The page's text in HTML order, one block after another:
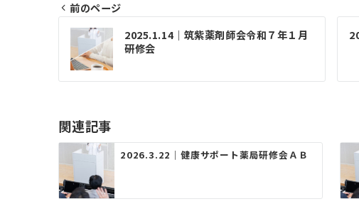
投
稿
ナ
ゲ
ー
シ
ョ
前のページ
2025.1.14｜筑紫薬剤師会令和７年１月
研修会
関連記事
2026.3.22｜健康サポート薬局研修会ＡＢ